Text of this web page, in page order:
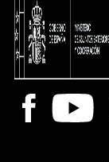
Facebook
Youtube